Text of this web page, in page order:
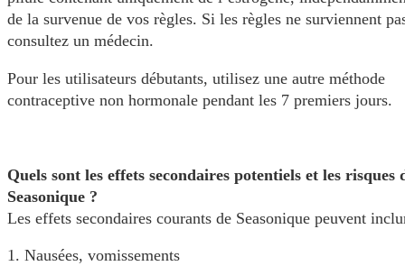
de la survenue de vos règles. Si les règles ne surviennent
consultez un médecin.
Pour les utilisateurs débutants, utilisez une autre méthode
contraceptive non hormonale pendant les 7 premiers jours.
Quels sont les effets secondaires potentiels et les risques
Seasonique ?
Les effets secondaires courants de Seasonique peuvent
1. Nausées, vomissements